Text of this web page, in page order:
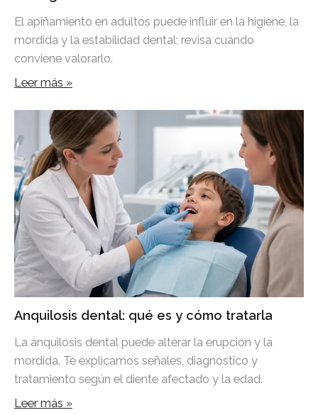
El apiñamiento en adultos puede influir en la higiene, la
mordida y la estabilidad dental; revisa cuándo
conviene valorarlo.
Leer más »
Anquilosis dental: qué es y cómo tratarla
La anquilosis dental puede alterar la erupción y la
mordida. Te explicamos señales, diagnóstico y
tratamiento según el diente afectado y la edad.
Leer más »